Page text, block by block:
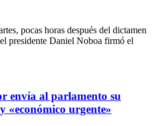
pocas horas después del dictamen
presidente Daniel Noboa firmó el
envía al parlamento su
«económico urgente»